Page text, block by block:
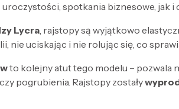
uroczystości, spotkania biznesowe, jak
Lycra, rajstopy są wyjątkowo
nie uciskając i nie rolując się, co
to kolejny atut tego modelu – pozwala
pogrubienia. Rajstopy zostały